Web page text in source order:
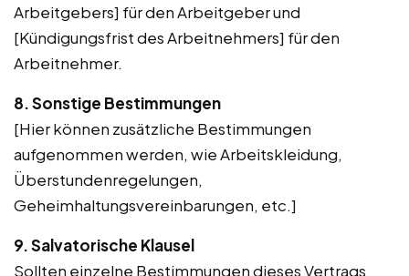
Arbeitgebers] für den Arbeitgeber und
[Kündigungsfrist des Arbeitnehmers] für den
Arbeitnehmer.
8. Sonstige Bestimmungen
[Hier können zusätzliche Bestimmungen
aufgenommen werden, wie Arbeitskleidung,
Überstundenregelungen,
Geheimhaltungsvereinbarungen, etc.]
9. Salvatorische Klausel
Sollten einzelne Bestimmungen dieses Vertrags